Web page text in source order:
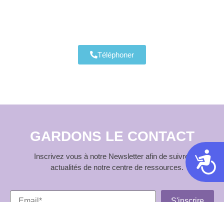
Téléphoner
GARDONS LE CONTACT
Inscrivez vous à notre Newsletter afin de suivre les
actualités de notre centre de ressources.